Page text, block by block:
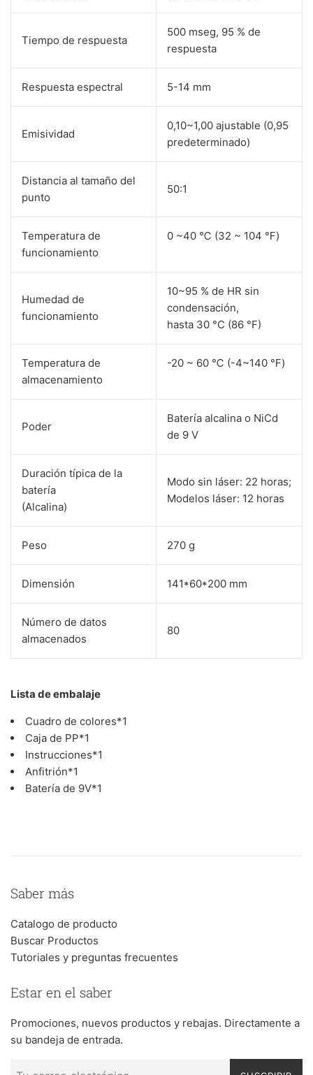
Tiempo de respuesta
500 mseg, 95 % de
respuesta
Respuesta espectral 5-14 mm
Emisividad
0,10~1,00 ajustable (0,95
predeterminado)
Distancia al tamaño del
punto
50:1
Temperatura de
funcionamiento
0 ~40 ℃ (32 ~ 104 ℉)
Humedad de
funcionamiento
10~95 % de HR sin
condensación,
hasta 30 °C (86 °F)
Temperatura de
almacenamiento
-20 ~ 60 ℃ (-4~140 ℉)
Poder
Batería alcalina o NiCd
de 9 V
Duración típica de la
batería
(Alcalina)
Modo sin láser: 22 horas;
Modelos láser: 12 horas
Peso 270 g
Dimensión 141*60*200 mm
Número de datos
almacenados
80
Lista de embalaje
Cuadro de colores*1
Caja de PP*1
Instrucciones*1
Anfitrión*1
Batería de 9V*1
Saber más
Catalogo de producto
Buscar Productos
Tutoriales y preguntas frecuentes
Estar en el saber
Promociones, nuevos productos y rebajas. Directamente a
su bandeja de entrada.